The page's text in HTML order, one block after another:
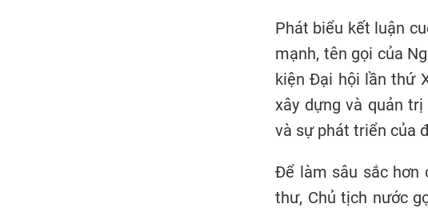
Phát biểu kết luận
mạnh, tên gọi của
kiện Đại hội lần thứ
xây dựng và quản
và sự phát triển của
Để làm sâu sắc hơn
thư, Chủ tịch nước